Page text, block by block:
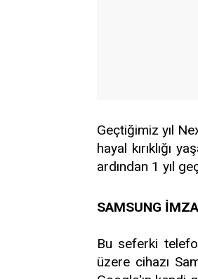
Geçtiğimiz yıl
hayal kırıklığı
ardından 1 yıl
SAMSUNG
Bu seferki
üzere cihazı